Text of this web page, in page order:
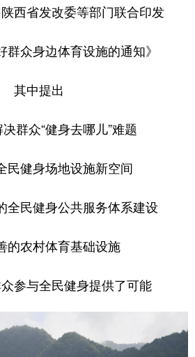
西省发改委等部门联合印发
群众身边体育设施的通知》
其中提出
群众“健身去哪儿”难题
民健身场地设施新空间
全民健身公共服务体系建设
的农村体育基础设施
参与全民健身提供了可能